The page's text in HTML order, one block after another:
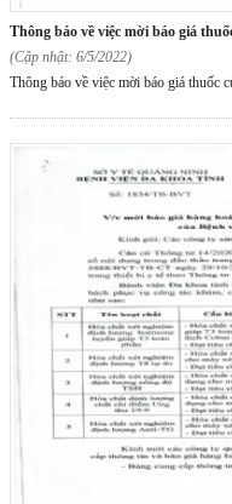
thông báo về việc mời báo giá
(Cập nhật: 6/5/2022)
Thông báo về việc mời báo giá thuốc